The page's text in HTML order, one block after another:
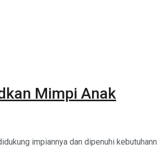
Mimpi Anak
impiannya dan dipenuhi